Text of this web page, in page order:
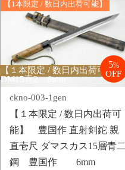
【1本限定 / 数日内出荷可能】
【１本限定 / 数日内出荷可能】
DM15青2 6mm
5%
OFF
ckno-003-1gen
【１本限定 / 数日内出荷可
能】 豊国作 直射剣鉈 親
直壱尺 ダマスカス15層青
鋼 豊国作 6mm